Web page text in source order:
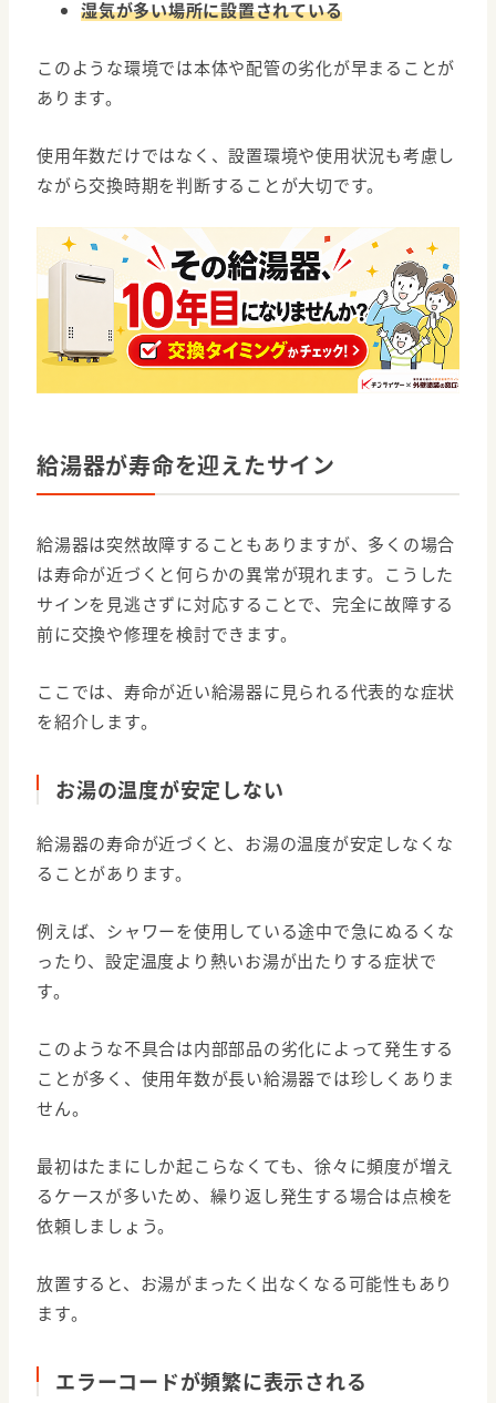
湿気が多い場所に設置されている
このような環境では本体や配管の劣化が早まることが
あります。
使用年数だけではなく、設置環境や使用状況も考慮し
ながら交換時期を判断することが大切です。
給湯器が寿命を迎えたサイン
給湯器は突然故障することもありますが、多くの場合
は寿命が近づくと何らかの異常が現れます。こうした
サインを見逃さずに対応することで、完全に故障する
前に交換や修理を検討できます。
ここでは、寿命が近い給湯器に見られる代表的な症状
を紹介します。
お湯の温度が安定しない
給湯器の寿命が近づくと、お湯の温度が安定しなくな
ることがあります。
例えば、シャワーを使用している途中で急にぬるくな
ったり、設定温度より熱いお湯が出たりする症状で
す。
このような不具合は内部部品の劣化によって発生する
ことが多く、使用年数が長い給湯器では珍しくありま
せん。
最初はたまにしか起こらなくても、徐々に頻度が増え
るケースが多いため、繰り返し発生する場合は点検を
依頼しましょう。
放置すると、お湯がまったく出なくなる可能性もあり
ます。
エラーコードが頻繁に表示される